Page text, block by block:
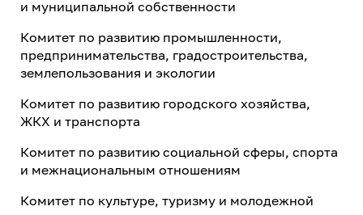
и муниципальной собственности
Комитет по развитию промышленности,
предпринимательства, градостроительства,
землепользования и экологии
Комитет по развитию городского хозяйства,
ЖКХ и транспорта
Комитет по развитию социальной сферы, спорта
и межнациональным отношениям
Комитет по культуре, туризму и молодежной